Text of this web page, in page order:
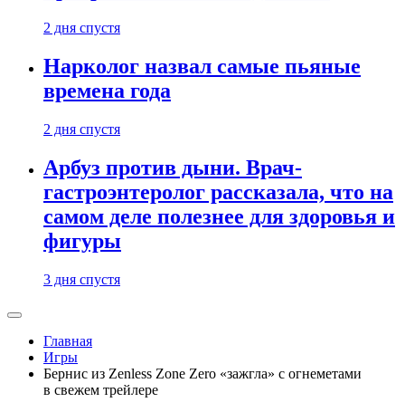
2 дня спустя
Нарколог назвал самые пьяные
времена года
2 дня спустя
Арбуз против дыни. Врач-
гастроэнтеролог рассказала, что на
самом деле полезнее для здоровья и
фигуры
3 дня спустя
Главная
Игры
Бернис из Zenless Zone Zero «зажгла» с огнеметами
в свежем трейлере